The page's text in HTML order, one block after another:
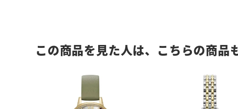
この商品を見た人は、こちらの商品